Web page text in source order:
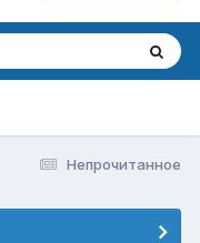
Непрочитанное